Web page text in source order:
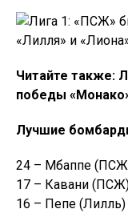
Читайте также:
победы
Лучшие
24 – Мбаппе
17 – Кавани
16 – Пепе (Лилль)